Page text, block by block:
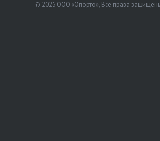
© 2026 ООО «Опорто», Все права